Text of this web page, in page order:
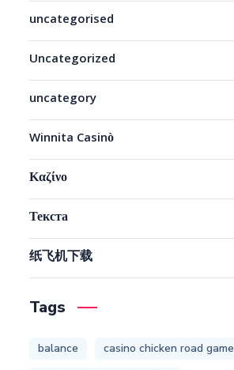
uncategorised
Uncategorized
uncategory
Winnita Casinò
Καζίνο
Текста
纸飞机下载
Tags
balance
casino chicken road game